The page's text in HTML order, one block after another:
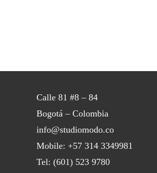
Calle 81 #8 – 84
Bogotá – Colombia
info@studiomodo.co
Mobile: +57 314 3349981
Tel: (601) 523 9780